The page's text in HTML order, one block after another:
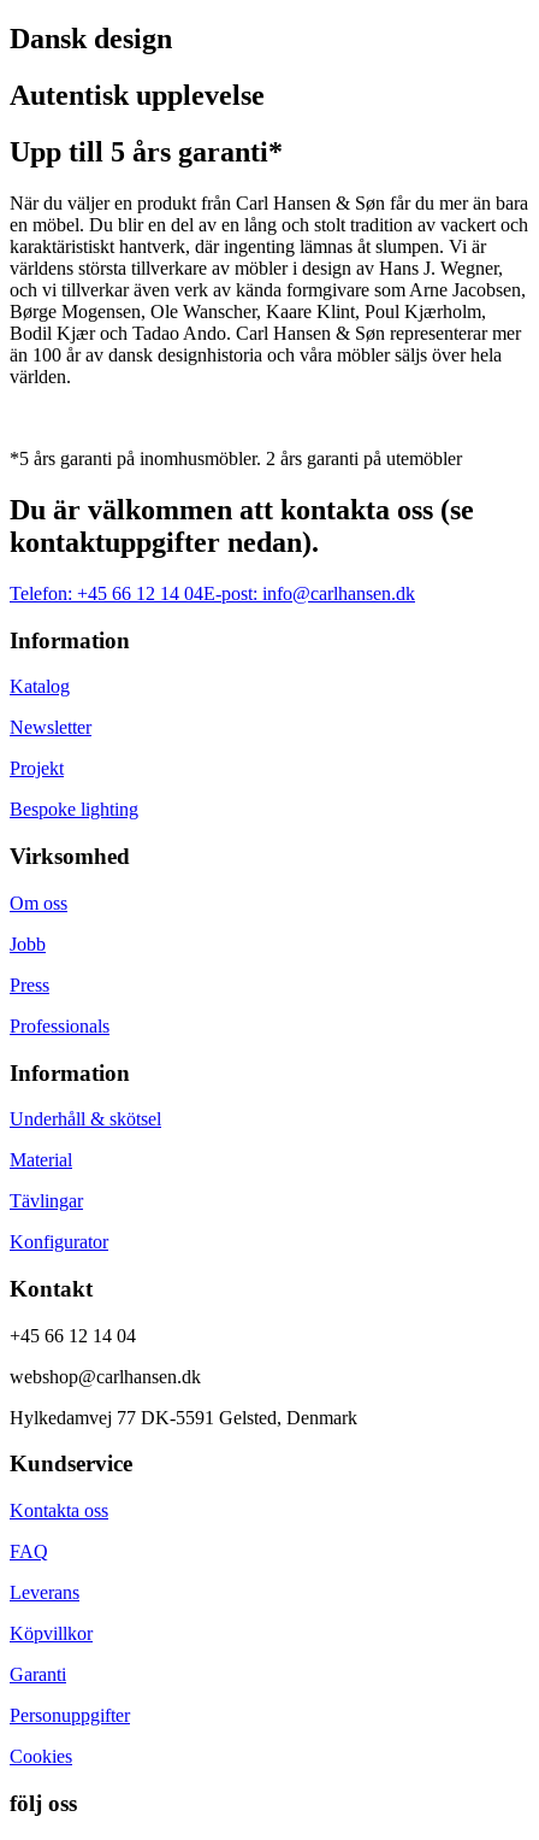
Dansk design
Autentisk upplevelse
Upp till 5 års garanti*
När du väljer en produkt från Carl Hansen & Søn får du mer än bara
en möbel. Du blir en del av en lång och stolt tradition av vackert och
karaktäristiskt hantverk, där ingenting lämnas åt slumpen. Vi är
världens största tillverkare av möbler i design av Hans J. Wegner,
och vi tillverkar även verk av kända formgivare som Arne Jacobsen,
Børge Mogensen, Ole Wanscher, Kaare Klint, Poul Kjærholm,
Bodil Kjær och Tadao Ando. Carl Hansen & Søn representerar mer
än 100 år av dansk designhistoria och våra möbler säljs över hela
världen.
*5 års garanti på inomhusmöbler. 2 års garanti på utemöbler
Du är välkommen att kontakta oss (se
kontaktuppgifter nedan).
Telefon: +45 66 12 14 04E-post: info@carlhansen.dk
Information
Katalog
Newsletter
Projekt
Bespoke lighting
Virksomhed
Om oss
Jobb
Press
Professionals
Information
Underhåll & skötsel
Material
Tävlingar
Konfigurator
Kontakt
+45 66 12 14 04
webshop@carlhansen.dk
Hylkedamvej 77 DK-5591 Gelsted, Denmark
Kundservice
Kontakta oss
FAQ
Leverans
Köpvillkor
Garanti
Personuppgifter
Cookies
följ oss